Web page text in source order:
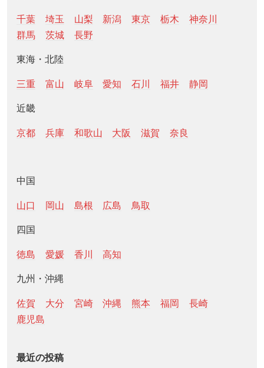
千葉 埼玉 山梨 新潟 東京 栃木
神奈川
群馬
茨城 長野
東海・北陸
三重 富山 岐阜 愛知 石川 福井 静岡
近畿
京都 兵庫 和歌山 大阪 滋賀 奈良
中国
山口 岡山 島根 広島 鳥取
四国
徳島 愛媛 香川 高知
九州・沖縄
佐賀 大分 宮崎 沖縄 熊本 福岡
長崎
鹿児島
最近の投稿